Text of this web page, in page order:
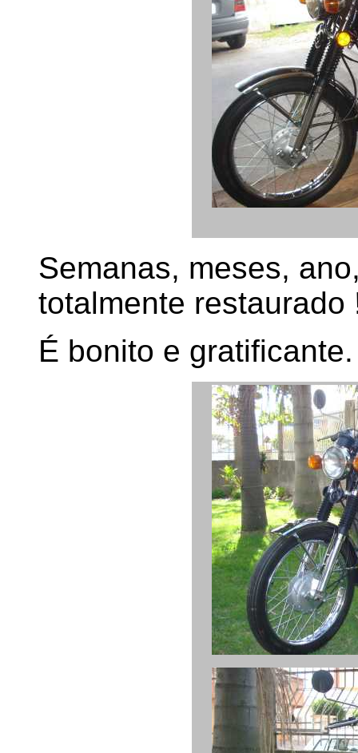
Semanas, meses,
totalmente restaurado
É bonito e gratificante.